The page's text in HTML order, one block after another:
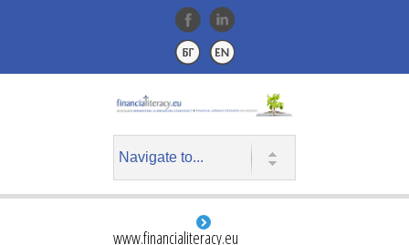
www.financialiteracy.eu